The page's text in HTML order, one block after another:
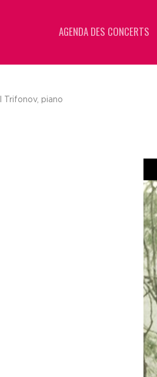
AGENDA DES CONCERTS
Trifonov, piano